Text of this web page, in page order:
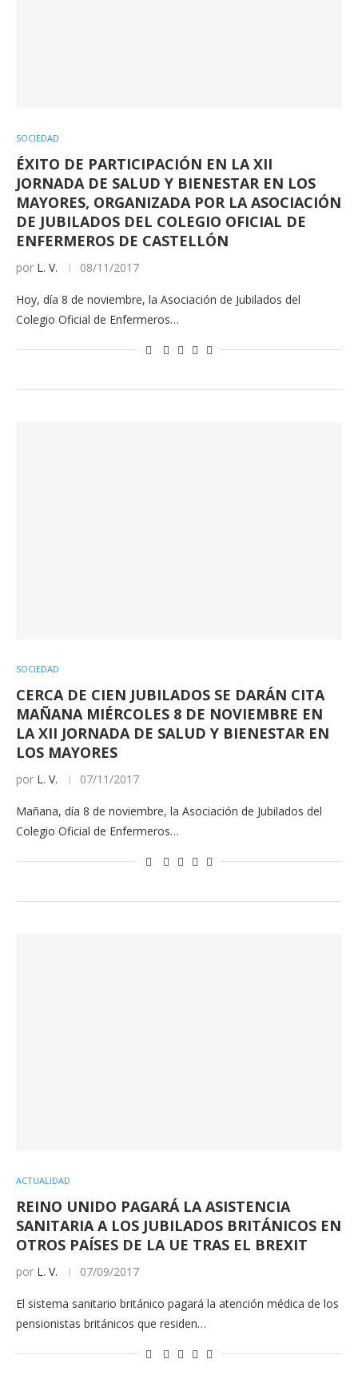
SOCIEDAD
ÉXITO DE PARTICIPACIÓN EN LA XII
JORNADA DE SALUD Y BIENESTAR EN LOS
MAYORES, ORGANIZADA POR LA ASOCIACIÓN
DE JUBILADOS DEL COLEGIO OFICIAL DE
ENFERMEROS DE CASTELLÓN
por L. V. 08/11/2017
Hoy, día 8 de noviembre, la Asociación de Jubilados del
Colegio Oficial de Enfermeros…
SOCIEDAD
CERCA DE CIEN JUBILADOS SE DARÁN CITA
MAÑANA MIÉRCOLES 8 DE NOVIEMBRE EN
LA XII JORNADA DE SALUD Y BIENESTAR EN
LOS MAYORES
por L. V. 07/11/2017
Mañana, día 8 de noviembre, la Asociación de Jubilados del
Colegio Oficial de Enfermeros…
ACTUALIDAD
REINO UNIDO PAGARÁ LA ASISTENCIA
SANITARIA A LOS JUBILADOS BRITÁNICOS EN
OTROS PAÍSES DE LA UE TRAS EL BREXIT
por L. V. 07/09/2017
El sistema sanitario británico pagará la atención médica de los
pensionistas británicos que residen…